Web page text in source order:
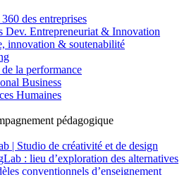
des entreprises
Dev. Entrepreneuriat & Innovation
innovation & soutenabilité
la performance
Business
Humaines
pédagogique
| Studio de créativité et de design
: lieu d’exploration des alternatives
conventionnels d’enseignement